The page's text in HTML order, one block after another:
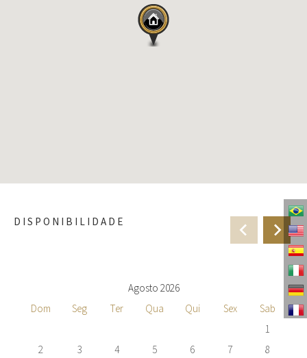
DISPONIBILIDADE
Agosto 2026
Dom
Seg Ter Qua Qui Sex
Sab
1
2
3 4 5 6 7
8